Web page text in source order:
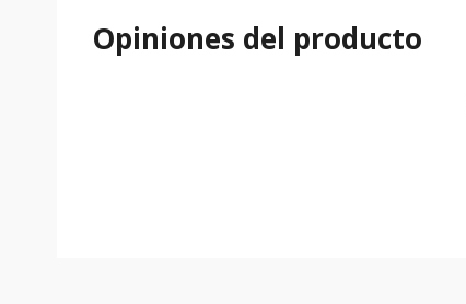
Opiniones del producto